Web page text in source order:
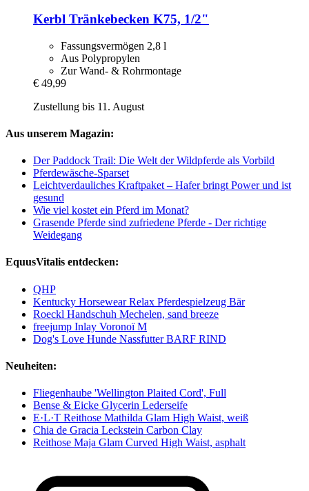
Kerbl Tränkebecken K75, 1/2"
Fassungsvermögen 2,8 l
Aus Polypropylen
Zur Wand- & Rohrmontage
€ 49,99
Zustellung bis 11. August
Aus unserem Magazin:
Der Paddock Trail: Die Welt der Wildpferde als Vorbild
Pferdewäsche-Sparset
Leichtverdauliches Kraftpaket – Hafer bringt Power und ist
gesund
Wie viel kostet ein Pferd im Monat?
Grasende Pferde sind zufriedene Pferde - Der richtige
Weidegang
EquusVitalis entdecken:
QHP
Kentucky Horsewear Relax Pferdespielzeug Bär
Roeckl Handschuh Mechelen, sand breeze
freejump Inlay Voronoï M
Dog's Love Hunde Nassfutter BARF RIND
Neuheiten:
Fliegenhaube 'Wellington Plaited Cord', Full
Bense & Eicke Glycerin Lederseife
E·L·T Reithose Mathilda Glam High Waist, weiß
Chia de Gracia Leckstein Carbon Clay
Reithose Maja Glam Curved High Waist, asphalt